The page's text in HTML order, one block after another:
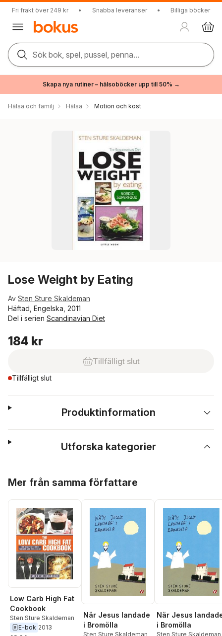
Fri frakt över 249 kr • Snabba leveranser • Billiga böcker
Sök bok, spel, pussel, penna...
Skapa nya rutiner – hälsoböcker upp till 50% →
Hälsa och familj Hälsa Motion och kost
Lose Weight by Eating
Av Sten Sture Skaldeman
Häftad, Engelska, 2011
Del i serien Scandinavian Diet
184 kr
Tillfälligt slut
Tillfälligt slut
Produktinformation
Utforska kategorier
Mer från samma författare
Low Carb High Fat
Cookbook
Sten Sture Skaldeman
E-bok 2013
När Jesus landade
i Bromölla
Sten Sture Skaldeman
När Jesus
i Bromölla
Sten Sture Skaldeman